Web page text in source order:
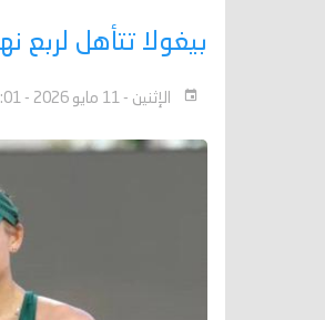
بيغولا تتأهل
الإثنين - 11 مايو 2026 - 11:01 م بتوقيت عدن